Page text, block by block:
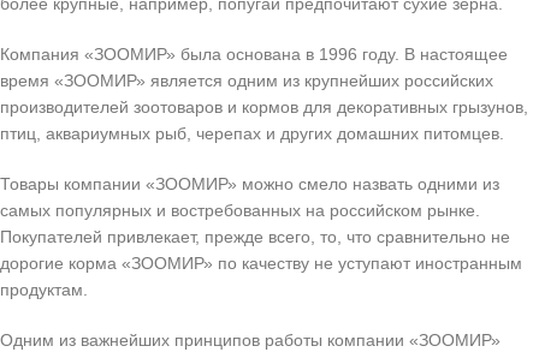
более крупные, например, попугаи предпочитают сухие зерна.
Компания «ЗООМИР» была основана в 1996 году. В настоящее
время «ЗООМИР» является одним из крупнейших российских
производителей зоотоваров и кормов для декоративных грызунов,
птиц, аквариумных рыб, черепах и других домашних питомцев.
Товары компании «ЗООМИР» можно смело назвать одними из
самых популярных и востребованных на российском рынке.
Покупателей привлекает, прежде всего, то, что сравнительно не
дорогие корма «ЗООМИР» по качеству не уступают иностранным
продуктам.
Одним из важнейших принципов работы компании «ЗООМИР»